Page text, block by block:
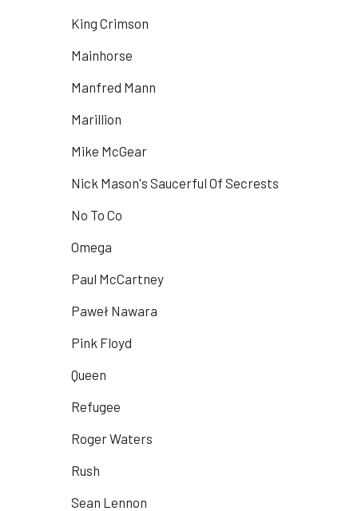
King Crimson
Mainhorse
Manfred Mann
Marillion
Mike McGear
Nick Mason's Saucerful Of Secrests
No To Co
Omega
Paul McCartney
Paweł Nawara
Pink Floyd
Queen
Refugee
Roger Waters
Rush
Sean Lennon